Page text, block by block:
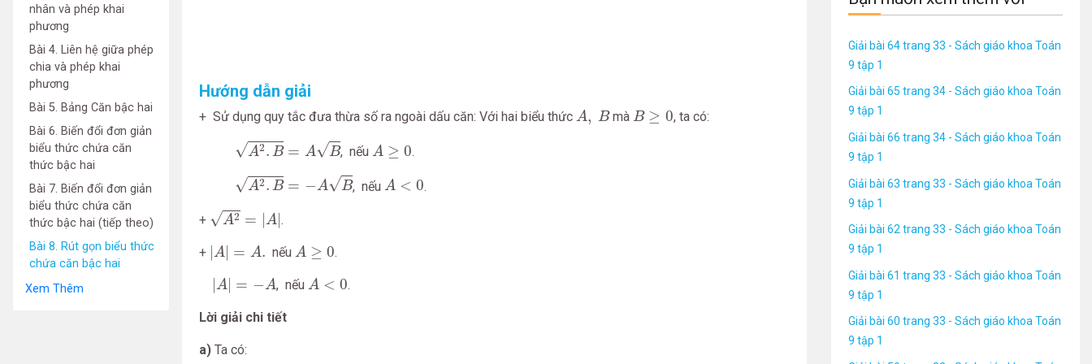
nhân và phép khai
phương
Bài 4. Liên hệ giữa phép
chia và phép khai
phương
Bài 5. Bảng Căn bậc hai
Bài 6. Biến đổi đơn giản
biểu thức chứa căn
thức bậc hai
Bài 7. Biến đổi đơn giản
biểu thức chứa căn
thức bậc hai (tiếp theo)
Bài 8. Rút gọn biểu thức
chứa căn bậc hai
Xem Thêm
Hướng dẫn giải
+ Sử dụng quy tắc đưa thừa số ra ngoài dấu căn: Với hai biểu thức A, B
A B màB ≥ 0
B≥0 , ta có:
√A2. B = A√B
2.B=A
, nếu A ≥ 0
A≥0 .
√A2. B = −A√B
2.B=−
, nếu A < 0
A< 0 .
+ √A2 = A|
2=|
.
+ A = A.
| A| nếu A ≥ 0
A≥0 .
A = −A
| A| , nếu A < 0
A< 0 .
Lời giải chi tiết
a) Ta có:
Giải bài 64 trang 33 - Sách giáo khoa Toán
9 tập 1
Giải bài 65 trang 34 - Sách giáo khoa Toán
9 tập 1
Giải bài 66 trang 34 - Sách giáo khoa Toán
9 tập 1
Giải bài 63 trang 33 - Sách giáo khoa Toán
9 tập 1
Giải bài 62 trang 33 - Sách giáo khoa Toán
9 tập 1
Giải bài 61 trang 33 - Sách giáo khoa Toán
9 tập 1
Giải bài 60 trang 33 - Sách giáo khoa Toán
9 tập 1